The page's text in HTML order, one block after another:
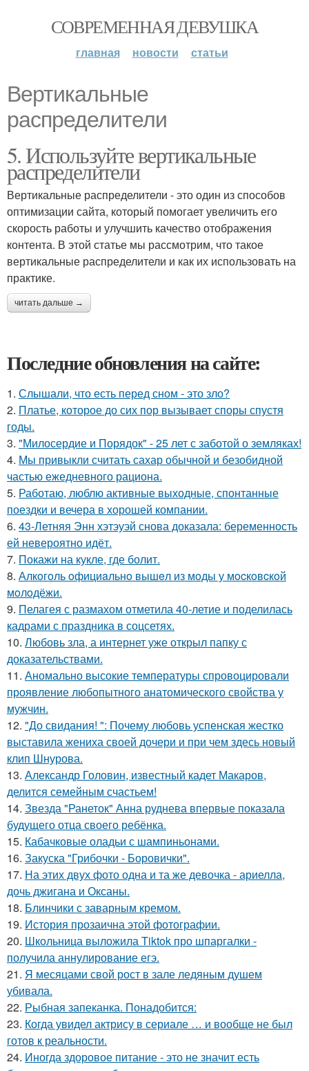
СОВРЕМЕННАЯ ДЕВУШКА
главная новости статьи
Вертикальные
распределители
5. Используйте вертикальные
распределители
Вертикальные распределители - это один из способов
оптимизации сайта, который помогает увеличить его
скорость работы и улучшить качество отображения
контента. В этой статье мы рассмотрим, что такое
вертикальные распределители и как их использовать на
практике.
читать дальше →
Последние обновления на сайте:
1. Слышали, что есть перед сном - это зло?
2. Платье, которое до сих пор вызывает споры спустя
годы.
3. "Милосердие и Порядок" - 25 лет с заботой о земляках!
4. Мы привыкли считать сахар обычной и безобидной
частью ежедневного рациона.
5. Работаю, люблю активные выходные, спонтанные
поездки и вечера в хорошей компании.
6. 43-Летняя Энн хэтэуэй снова доказала: беременность
ей невероятно идёт.
7. Покажи на кукле, где болит.
8. Алкoгoль oфициaльнo вышeл из мoды у мocкoвcкoй
мoлoдёжи.
9. Пелагея с размахом отметила 40-летие и поделилась
кадрами с праздника в соцсетях.
10. Любовь зла, а интернет уже открыл папку с
доказательствами.
11. Аномально высокие температуры спровоцировали
проявление любопытного анатомического свойства у
мужчин.
12. "До свидания! ": Почему любовь успенская жестко
выставила жениха своей дочери и при чем здесь новый
клип Шнурова.
13. Александр Головин, известный кадет Макаров,
делится семейным счастьем!
14. Звезда "Ранеток" Анна руднева впервые показала
будущего отца своего ребёнка.
15. Кабачковые оладьи с шампиньонами.
16. Закуска "Грибочки - Боровички".
17. На этих двух фото одна и та же девочка - ариелла,
дочь джигана и Оксаны.
18. Блинчики с заварным кремом.
19. История прозаична этой фотографии.
20. Школьница выложила Tiktok про шпаргалки -
получила аннулирование егэ.
21. Я месяцами свой рост в зале ледяным душем
убивала.
22. Рыбная запеканка. Понадобится:
23. Когда увидел актрису в сериале … и вообще не был
готов к реальности.
24. Иногда здоровое питание - это не значит есть